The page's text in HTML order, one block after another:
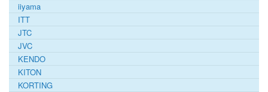
iiyama
ITT
JTC
JVC
KENDO
KITON
KORTING